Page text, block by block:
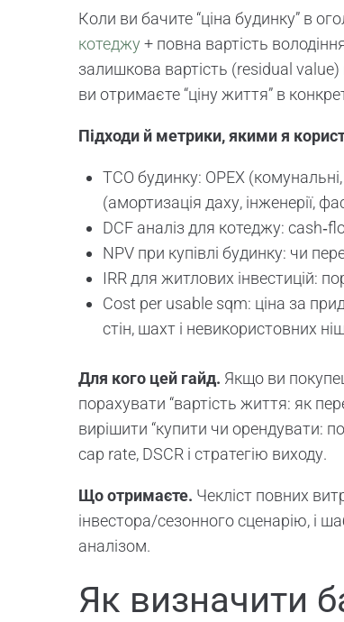
Коли ви бачите “ціна будинку” в
котеджу + повна вартість
залишкова вартість (residual
ви отримаєте “ціну життя” в
Підходи й метрики, якими я
TCO будинку: OPEX
(амортизація даху, інженерії,
DCF аналіз для котеджу:
NPV при купівлі будинку: чи
IRR для житлових інвестицій:
Cost per usable sqm: ціна за
стін, шахт і невикористовних
Для кого цей гайд. Якщо ви
порахувати “вартість життя: як
вирішити “купити чи орендувати:
cap rate, DSCR і стратегію виходу.
Що отримаєте. Чекліст повних
інвестора/сезонного сценарію, і
аналізом.
Як визначити